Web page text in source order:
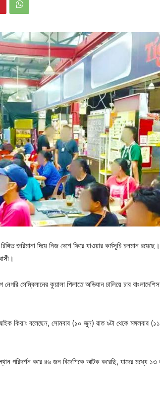
জরিমানা দিয়ে নিজ দেশে ফিরে যাওয়ার কর্মসূচি চলমান
সেম্বিলানের কুয়ালা পিলাতে অভিযান চালিয়ে চার
কিয়াং বলেছেন, সোমবার (১০ জুন) রাত ৯টা থেকে মঙ্গলবার
পরিদর্শন করে ৪৬ জন বিদেশিকে আটক করেছি, যাদের মধ্যে